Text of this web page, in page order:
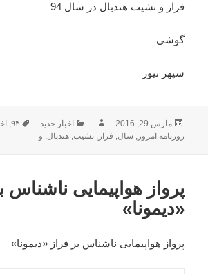
فراز و نشیب هندبال در سال 94
گوشی
سپهر نیوز
ارسال
شده
مارس 29, 2016 نویسندهدسته‌ها
اخبار جدید ۹۴,
روزنامه امروز, سال, فراز,نشیب,هندبال, و
پرواز هواپیمایی ناشناس
«دیمونا»
پرواز هواپیمایی ناشناس بر فراز «دیمونا»